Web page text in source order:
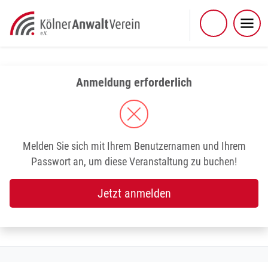
content
Anmeldung erforderlich
Melden Sie sich mit Ihrem Benutzernamen und Ihrem
Passwort an, um diese Veranstaltung zu buchen!
Jetzt anmelden